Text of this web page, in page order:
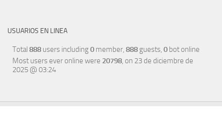
USUARIOS EN LINEA
Total 888 users including0 member, 888 guests, 0 bot online
Most users ever online were 20798, on 23 de diciembre de
2025 @ 03:24